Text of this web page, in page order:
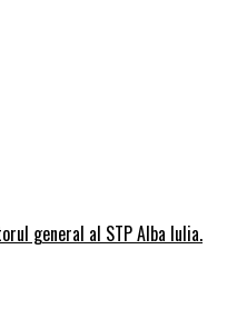
general al STP Alba Iulia.